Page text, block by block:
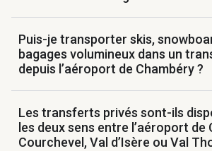
Puis-je transporter skis,
bagages volumineux dans un
depuis l’aéroport de Chambéry ?
Les transferts privés sont-ils
les deux sens entre l’aéroport de
Courchevel, Val d’Isère ou Val